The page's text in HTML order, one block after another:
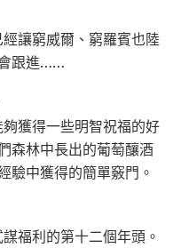
經讓窮威爾、窮羅賓也陸
跟進……
夠獲得一些明智祝福的好
森林中長出的葡萄釀酒
驗中獲得的簡單竅門。
福利的第十二個年頭。